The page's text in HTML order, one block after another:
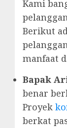
Kami
Berikut
manfaat
Bapak
benar
Proyek
berkat